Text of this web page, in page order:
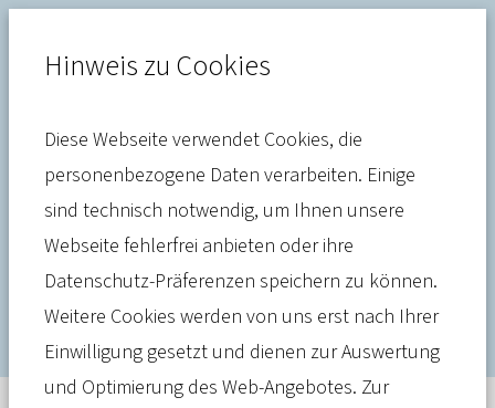
Prävention
Programm „Anfangsglück“
startet mit Ideenwerkstatt
Hinweis zu Cookies
Diese Webseite verwendet Cookies, die
personenbezogene Daten verarbeiten. Einige
sind technisch notwendig, um Ihnen unsere
Webseite fehlerfrei anbieten oder ihre
Datenschutz-Präferenzen speichern zu können.
Weitere Cookies werden von uns erst nach Ihrer
Einwilligung gesetzt und dienen zur Auswertung
und Optimierung des Web-Angebotes. Zur